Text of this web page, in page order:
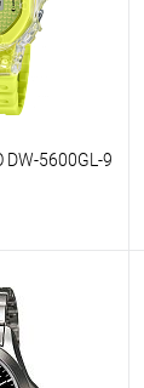
5600GL-9
К сравнению